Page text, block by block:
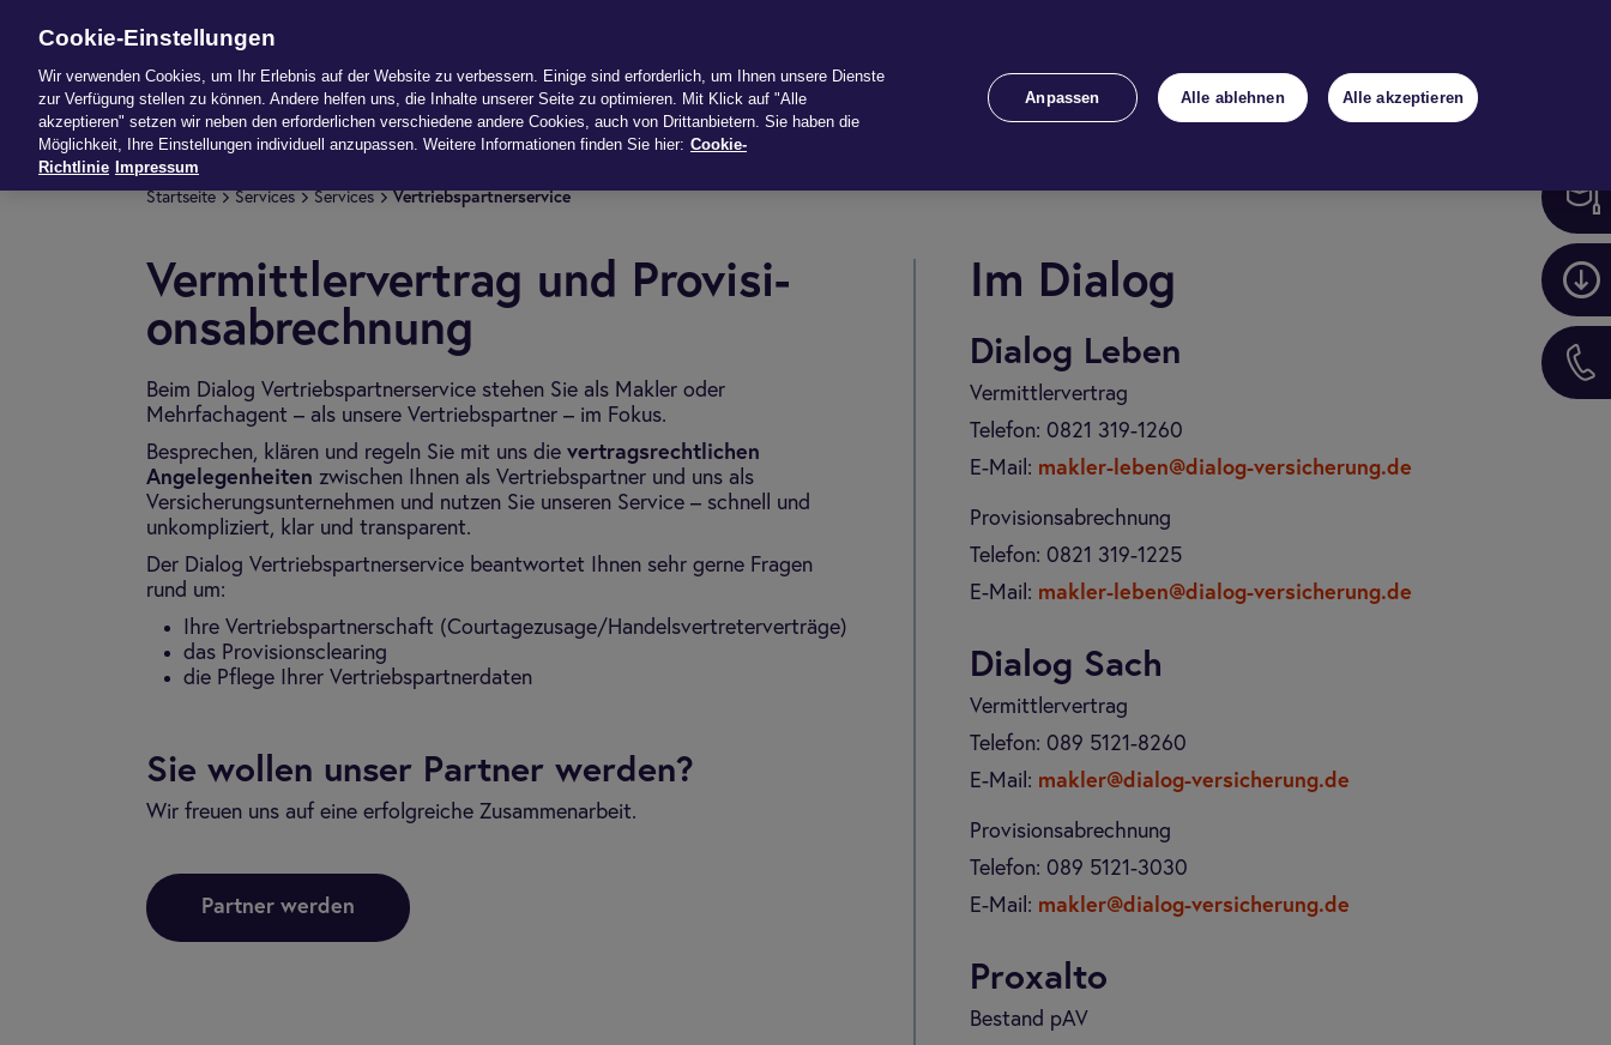
News Produkte Schaden Services Unternehmen Rechner Bestand Kon­takt Login
Start­seite Ser­vices Ser­vices Ver­trieb­s­part­ner­ser­vice
Ver­mitt­ler­ver­trag und Pro­vi­si­
ons­ab­rech­nung
Beim Dialog Vertriebspartnerservice stehen Sie als Makler oder
Mehrfachagent – als unsere Vertriebspartner – im Fokus.
Besprechen, klären und regeln Sie mit uns die vertragsrechtlichen
Angelegenheiten zwischen Ihnen als Vertriebspartner und uns als
Versicherungsunternehmen und nutzen Sie unseren Service – schnell und
unkompliziert, klar und transparent.
Der Dialog Vertriebspartnerservice beantwortet Ihnen sehr gerne Fragen
rund um:
Ihre Vertriebspartnerschaft (Courtagezusage/Handelsvertreterverträge)
das Provisionsclearing
die Pflege Ihrer Vertriebspartnerdaten
Sie wollen unser Partner werden?
Wir freuen uns auf eine erfolgreiche Zusammenarbeit.
Partner werden
Im Dia­log
Dialog Leben
Vermittlervertrag
Telefon: 0821 319-1260
E-Mail: makler-leben@dialog-versicherung.de
Provisionsabrechnung
Telefon: 0821 319-1225
E-Mail: makler-leben@dialog-versicherung.de
Dialog Sach
Vermittlervertrag
Telefon: 089 5121-8260
E-Mail: makler@dialog-versicherung.de
Provisionsabrechnung
Telefon: 089 5121-3030
E-Mail: makler@dialog-versicherung.de
Proxalto
Bestand pAV
Cookie-Einstellungen
Wir verwenden Cookies, um Ihr Erlebnis auf der Website zu verbessern. Einige sind erforderlich, um Ihnen unsere Dienste
zur Verfügung stellen zu können. Andere helfen uns, die Inhalte unserer Seite zu optimieren. Mit Klick auf "Alle
akzeptieren" setzen wir neben den erforderlichen verschiedene andere Cookies, auch von Drittanbietern. Sie haben die
Möglichkeit, Ihre Einstellungen individuell anzupassen. Weitere Informationen finden Sie hier: Cookie-
Richtlinie Impressum
Anpassen Alle ablehnen Alle akzeptieren